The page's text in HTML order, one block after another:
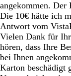
angekommen. Der
Die 10€ hätte ich
Antwort vom
Vielen Dank für
hören, dass Ihre
bei Ihnen
Karton beschädigt